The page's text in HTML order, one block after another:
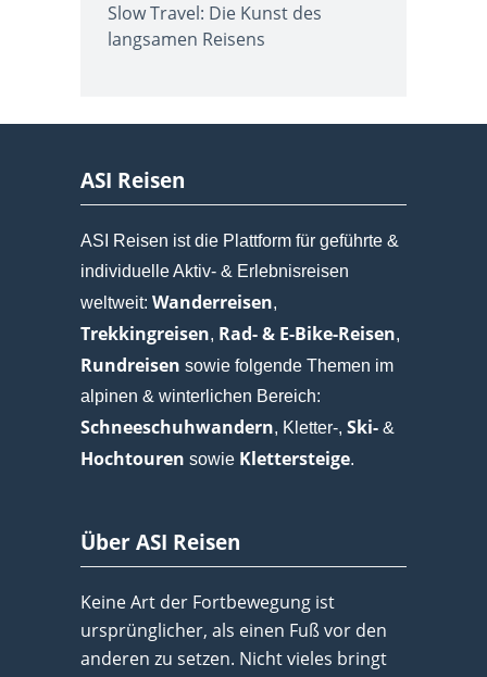
Slow Travel: Die Kunst des
langsamen Reisens
ASI Reisen
ASI Reisen ist die Plattform für geführte &
individuelle Aktiv- & Erlebnisreisen
weltweit: Wanderreisen,
Trekkingreisen, Rad- & E-Bike-Reisen,
Rundreisen sowie folgende Themen im
alpinen & winterlichen Bereich:
Schneeschuhwandern, Kletter-, Ski- &
Hochtouren sowie Klettersteige.
Über ASI Reisen
Keine Art der Fortbewegung ist
ursprünglicher, als einen Fuß vor den
anderen zu setzen. Nicht vieles bringt